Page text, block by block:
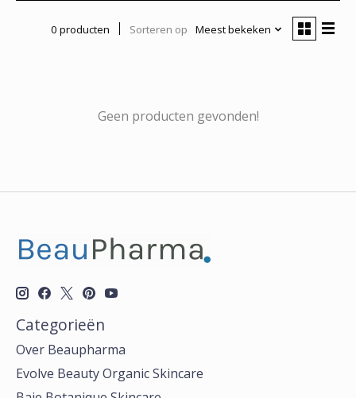
0 producten Sorteren op Meest bekeken
Geen producten gevonden!
Categorieën
Over Beaupharma
Evolve Beauty Organic Skincare